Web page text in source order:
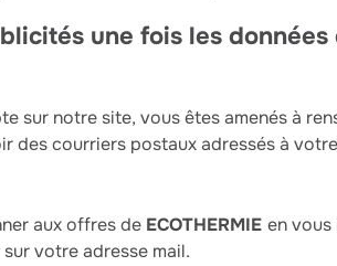
une fois les données
sur notre site, vous êtes amenés à
des courriers postaux adressés à
aux offres de ECOTHERMIE en
votre adresse mail.